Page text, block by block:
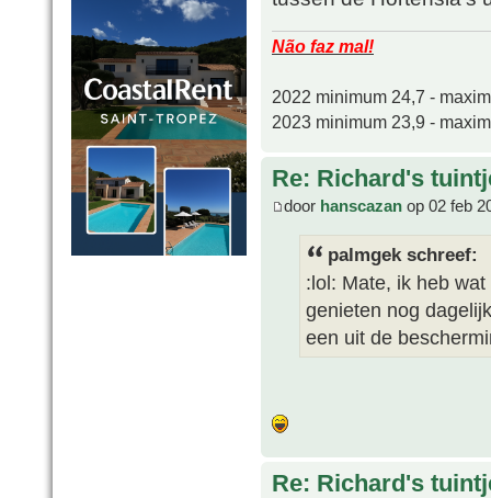
Não faz mal!
2022 minimum 24,7 -
2023 minimum 23,9 -
Re: Richard's
door hanscazan op 02 feb
palmgek schreef:
:lol: Mate, ik heb
genieten nog
een uit de
Re: Richard's